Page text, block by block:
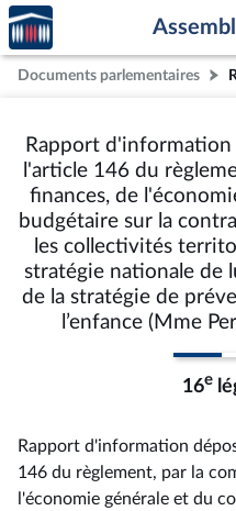
Aller au contenu
Aller en bas de la page
Accèder
à la
page
d'accueil
Documents parlementaires
Rapport
l'article 146 du
finances, de
budgétaire sur la
les collectivités
stratégie nationale de
de la stratégie de
l’enfance (Mme
16e
Rapport d'information
146 du règlement, par la
l'économie générale et du